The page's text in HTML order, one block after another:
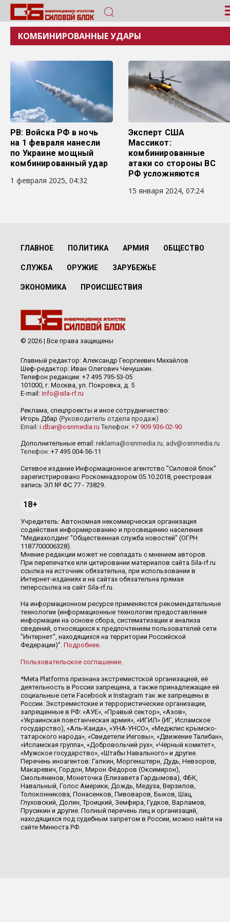
КОМБИНИРОВАННЫЕ УДАРЫ
РВ: Войска РФ в ночь
на 1 февраля нанесли
по Украине мощный
комбинированный удар
1 февраля 2025, 04:32
Эксперт США
Массикот:
комбинированные
атаки со стороны ВС
РФ усложняются
15 января 2024, 07:24
ГЛАВНОЕ ПОЛИТИКА АРМИЯ ОБЩЕСТВО
СЛУЖБА ОРУЖИЕ ЗАРУБЕЖЬЕ
ЭКОНОМИКА ПРОИСШЕСТВИЯ
© 2026 | Все права защищены
Главный редактор: Александр Георгиевич Михайлов
Шеф-редактор: Иван Олегович Чечушкин.
Телефон редакции: +7 495 795-53-05
101000, г. Москва, ул. Покровка, д. 5
E-mail: info@sila-rf.ru
Реклама, спецпроекты и иное сотрудничество:
Игорь Дбар (Руководитель отдела продаж)
Email: i.dbar@osnmedia.ru Телефон: +7 909 936-02-90
Дополнительные email: reklama@osnmedia.ru, adv@osnmedia.ru
Телефон: +7 495 004-56-11
Сетевое издание Информационное агентство "Силовой блок"
зарегистрировано Роскомнадзором 05.10.2018, реестровая
запись ЭЛ № ФС 77 - 73829.
18+
Учредитель: Автономная некоммерческая организация
содействия информированию и просвещению населения
"Медиахолдинг "Общественная служба новостей" (ОГРН
1187700006328).
Мнение редакции может не совпадать с мнением авторов.
При перепечатке или цитировании материалов сайта Sila-rf.ru
ссылка на источник обязательна, при использовании в
Интернет-изданиях и на сайтах обязательна прямая
гиперссылка на сайт Sila-rf.ru.
На информационном ресурсе применяются рекомендательные
технологии (информационные технологии предоставления
информации на основе сбора, систематизации и анализа
сведений, относящихся к предпочтениям пользователей сети
"Интернет", находящихся на территории Российской
Федерации)". Подробнее.
Пользовательское соглашение.
*Meta Platforms признана экстремистской организацией, её
деятельность в России запрещена, а также принадлежащие ей
социальные сети Facebook и Instagram так же запрещены в
России. Экстремистские и террористические организации,
запрещенные в РФ: «АУЕ», «Правый сектор», «Азов»,
«Украинская повстанческая армия», «ИГИЛ» (ИГ, Исламское
государство), «Аль-Каида», «УНА-УНСО», «Меджлис крымско-
татарского народа», «Свидетели Иеговы», «Движение Талибан»,
«Исламская группа», «Добровольчий рух», «Чёрный комитет»,
«Мужское государство», «Штабы Навального» и другие.
Перечень иноагентов: Галкин, Моргенштерн, Дудь, Невзоров,
Макаревич, Гордон, Мирон Фёдоров (Оксимирон),
Смольянинов, Монеточка (Елизавета Гардымова), ФБК,
Навальный, Голос Америки, Дождь, Медуза, Верзилов,
Толоконникова, Понасенков, Пивоваров, Быков, Шац,
Глуховский, Долин, Троицкий, Земфира, Гудков, Варламов,
Прусикин и другие. Полный перечень лиц и организаций,
находящихся под судебным запретом в России, можно найти на
сайте Минюста РФ.